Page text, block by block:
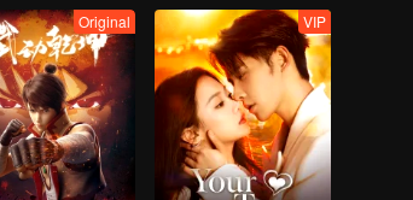
Original VIP